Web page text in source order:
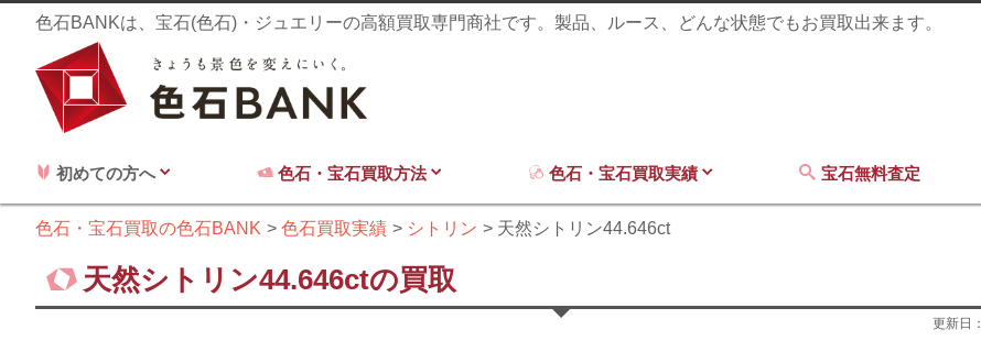
色石BANKは、宝石(色石)・ジュエリーの高額買取専門商社です。製品、ルース、どんな状態でもお買取出来ます。
初めての方へ 色石・宝石買取方法 色石・宝石買取実績 宝石無料査定
色石・宝石買取の色石BANK 色石買取実績 シトリン 天然シトリン44.646ct
天然シトリン44.646ctの買取
更新日：